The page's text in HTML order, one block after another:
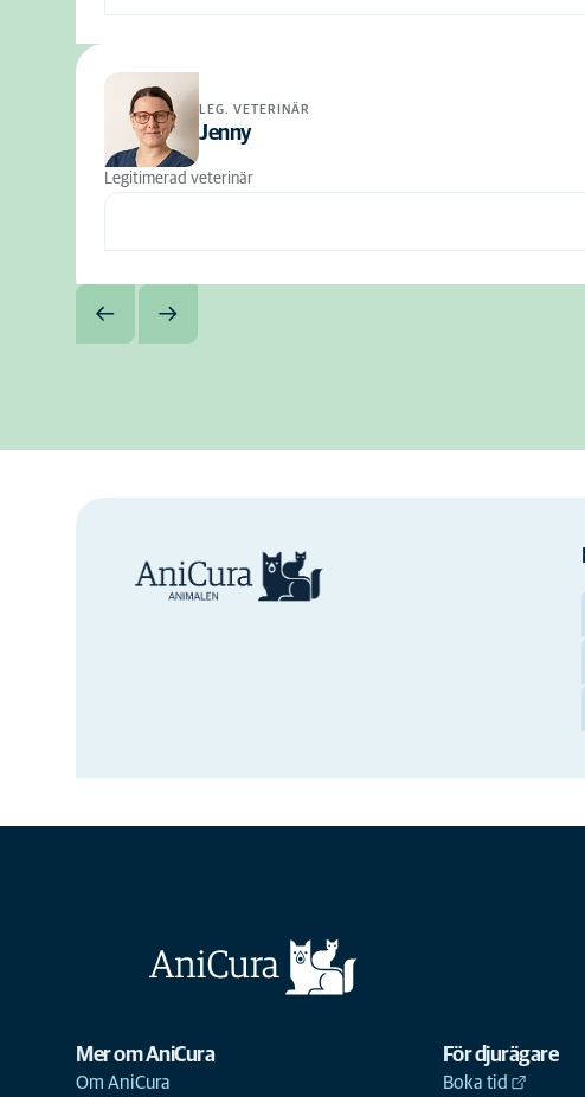
LEG. VETERINÄR
Jenny
Legitimerad veterinär
Mer om AniCura
Om AniCura
För djurägare
Boka tid